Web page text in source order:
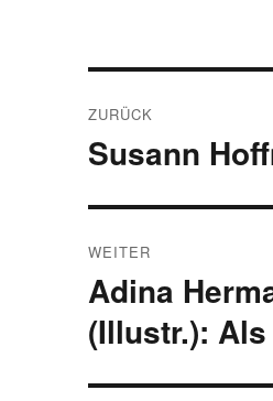
ZURÜCK
Vorheriger
Susann
WEITER
Nächster
Beitrag:
Adina
(Illustr.):